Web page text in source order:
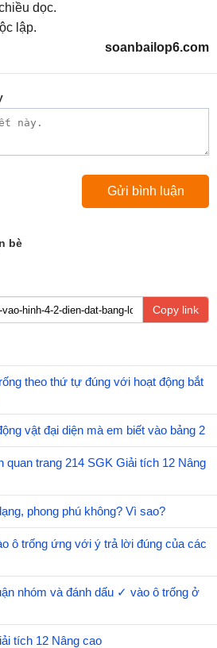
dọc.
lập.
soanbailop6.com
bè
Copy link
theo thứ tự đúng với hoạt động bắt
vật đại diện mà em biết vào bảng 2
quan trang 214 SGK Giải tích 12 Nâng
phong phú không? Vì sao?
ô trống ứng với ý trả lời đúng của các
nhóm và đánh dấu ✓ vào ô trống ở
tích 12 Nâng cao